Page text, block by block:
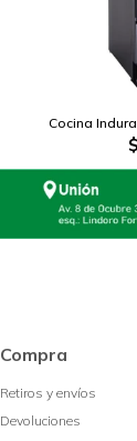
Cocina
$
Compra
Retiros y envíos
Devoluciones